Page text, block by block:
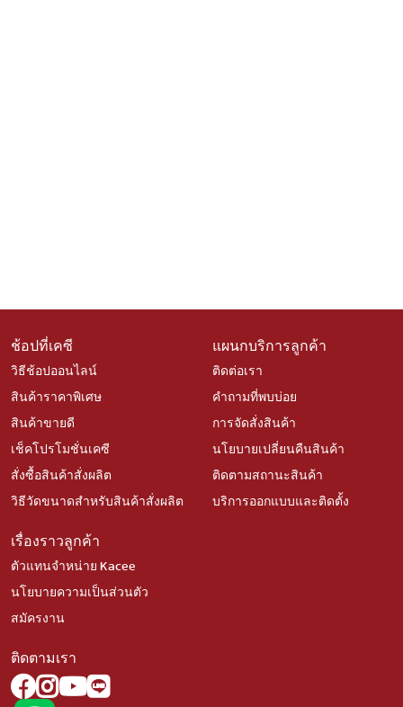
ช้อปที่เคซี
วิธีช้อปออนไลน์
สินค้าราคาพิเศษ
สินค้าขายดี
เช็คโปรโมชั่นเคซี
สั่งซื้อสินค้าสั่งผลิต
วิธีวัดขนาดสำหรับสินค้าสั่งผลิต
แผนกบริการลูกค้า
ติดต่อเรา
คำถามที่พบบ่อย
การจัดสั่งสินค้า
นโยบายเปลี่ยนคืนสินค้า
ติดตามสถานะสินค้า
บริการออกแบบและติดตั้ง
เรื่องราวลูกค้า
ตัวแทนจำหน่าย Kacee
นโยบายความเป็นส่วนตัว
สมัครงาน
ติดตามเรา